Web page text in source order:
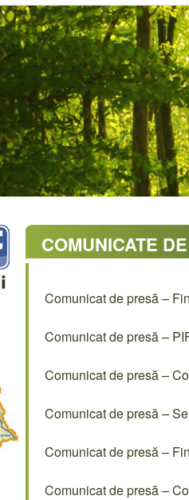
COMUNICATE
Comunicat de presă –
Comunicat de presă –
Comunicat de presă –
Comunicat de presă –
Comunicat de presă –
Comunicat de presă –